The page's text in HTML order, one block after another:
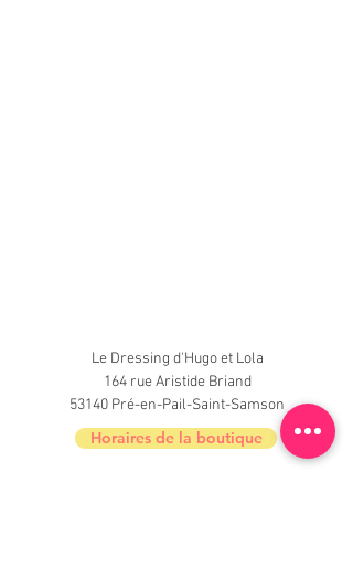
Le Dressing d'Hugo et Lola
164 rue Aristide Briand
53140 Pré-en-Pail-Saint-Samson
Horaires de la boutique